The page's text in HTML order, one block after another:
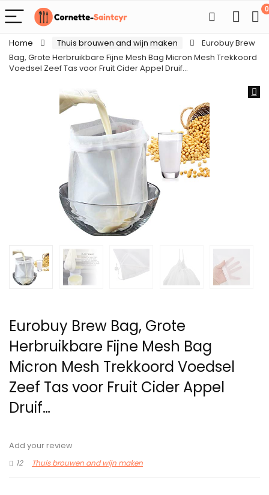
0
Home Thuis brouwen and wijn maken
Eurobuy Brew
Bag, Grote Herbruikbare Fijne Mesh Bag Micron Mesh Trekkoord
Voedsel Zeef Tas voor Fruit Cider Appel Druif…
Eurobuy Brew Bag, Grote
Herbruikbare Fijne Mesh Bag
Micron Mesh Trekkoord Voedsel
Zeef Tas voor Fruit Cider Appel
Druif…
Add your review
12
Thuis brouwen and wijn maken